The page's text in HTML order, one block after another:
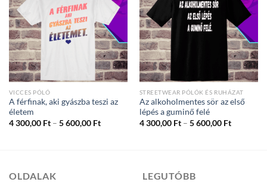
VICCES PÓLÓ
A férfinak, aki gyászba teszi az
életem
4 300,00 Ft – 5 600,00 FtÁrtartomány:
STREETWEAR PÓLÓK ÉS RUHÁZAT
Az alkoholmentes sör az első
lépés a guminő felé
4 300,00 Ft – 5 600,00 Ft
OLDALAK
LEGUTÓBB